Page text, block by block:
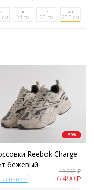
см.
38
24 см.
39
25 см.
40
25.5 см.
-50%
Reebok Charge
бежевый
12 990₽
6 490₽